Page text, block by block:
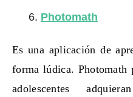
Photomath
Es una aplicación de
forma lúdica. Photomath
adolescentes